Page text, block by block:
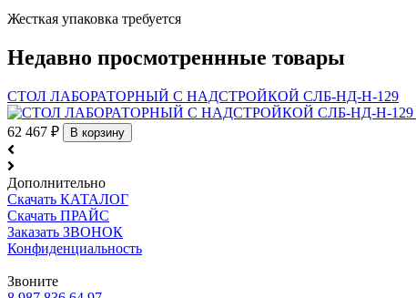
Жесткая упаковка требуется
Недавно просмотреннные товары
СТОЛ ЛАБОРАТОРНЫЙ С НАДСТРОЙКОЙ СЛБ-НД-Н-129
62 467 ₽ В корзину
Дополнительно
Скачать КАТАЛОГ
Скачать ПРАЙС
Заказать ЗВОНОК
Конфиденциальность
Звоните